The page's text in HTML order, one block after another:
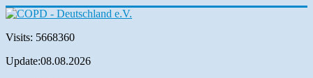
Visits: 5668360
Update:08.08.2026